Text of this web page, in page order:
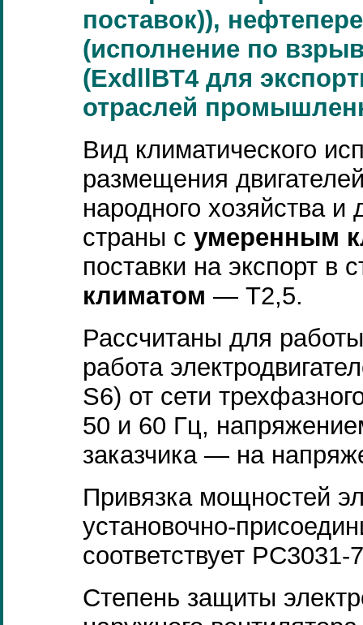
поставок)),
(исполнение по
(ExdllBT4 для
отраслей
Вид климатического
размещения
народного хозяйства и
страны с умеренным
поставки на экспорт в
климатом — Т2,5.
Рассчитаны для
работа
S6) от сети
50 и 60 Гц,
заказчика — на
Привязка мощностей
установочно-
соответствует РС3031-
Степень защиты